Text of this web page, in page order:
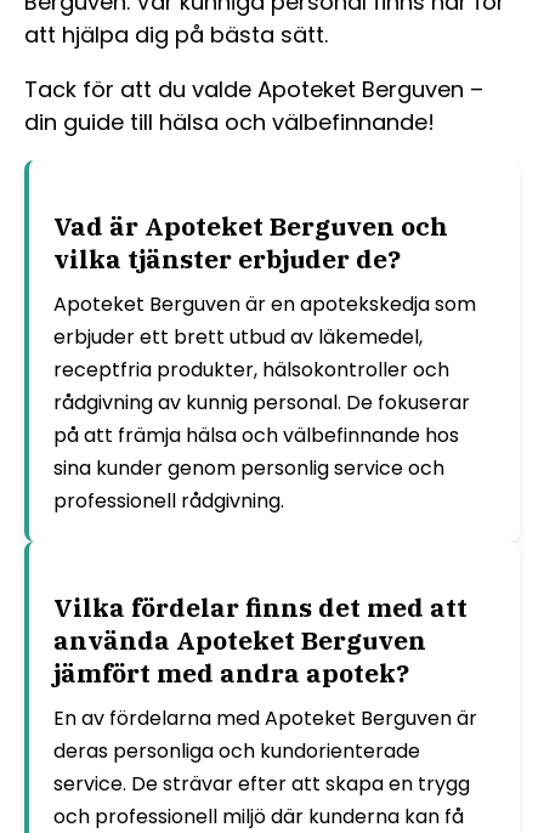
att hjälpa dig på bästa sätt.
Tack för att du valde Apoteket Berguven –
din guide till hälsa och välbefinnande!
Vad är Apoteket Berguven och
vilka tjänster erbjuder de?
Apoteket Berguven är en apotekskedja som
erbjuder ett brett utbud av läkemedel,
receptfria produkter, hälsokontroller och
rådgivning av kunnig personal. De fokuserar
på att främja hälsa och välbefinnande hos
sina kunder genom personlig service och
professionell rådgivning.
Vilka fördelar finns det med att
använda Apoteket Berguven
jämfört med andra apotek?
En av fördelarna med Apoteket Berguven är
deras personliga och kundorienterade
service. De strävar efter att skapa en trygg
och professionell miljö där kunderna kan få